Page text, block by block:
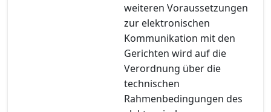
weiteren Voraussetzungen
zur elektronischen
Kommunikation mit den
Gerichten wird auf die
Verordnung über die
technischen
Rahmenbedingungen des